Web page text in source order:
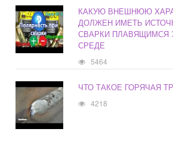
КАКУЮ ВНЕШНЮЮ
ДОЛЖЕН ИМЕТЬ
СВАРКИ ПЛАВЯЩИМСЯ
СРЕДЕ
5464
ЧТО ТАКОЕ ГОРЯЧАЯ
4218